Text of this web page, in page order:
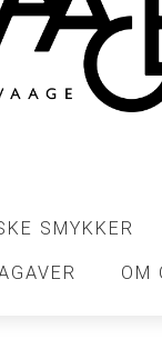
SMYKKER
OM